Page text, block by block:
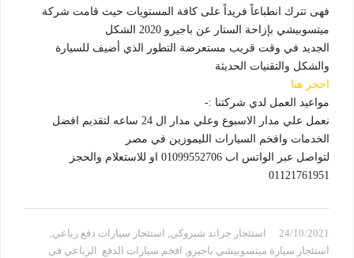
فهى تترك انطباعاً فريداً على كافة المستويات حيث قامت شركة
ميتسوبيشي بإزاحة الستار عن باجيرو 2020 الشكل
الجديد في وقت قريب مستعرضة التطور الذي أضيف للسيارة
والشكل والتقنيات الحديثة
احجز هنا
مواعيد العمل لدي شركتنا :-
نعمل علي مدار الاسبوع وعلي مدار ال 24 ساعه لتقديم افضل
الخدمات وافخم السيارات الليموزين في مصر
لتواصل عبر الواتس اب 01099552706 او للاستعلام والحجز
01121761951
24/10/2021 استئجار جراند شيروكي, استئجار سيارات دفع رباعي,
استئجار سيارة ميتسوبيشي باجيرو, افخم سيارات الدفع الرباعي في